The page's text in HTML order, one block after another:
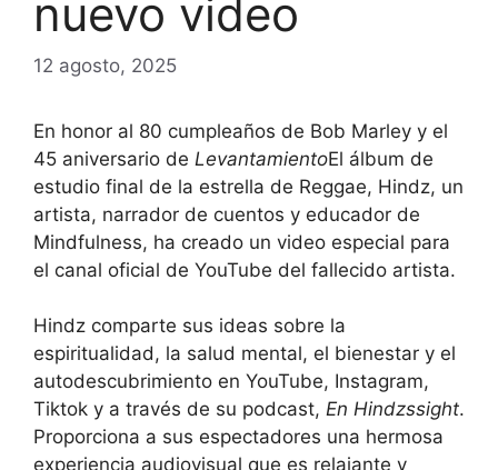
nuevo video
12 agosto, 2025
En honor al 80 cumpleaños de Bob Marley y el
45 aniversario de LevantamientoEl álbum de
estudio final de la estrella de Reggae, Hindz, un
artista, narrador de cuentos y educador de
Mindfulness, ha creado un video especial para
el canal oficial de YouTube del fallecido artista.
Hindz comparte sus ideas sobre la
espiritualidad, la salud mental, el bienestar y el
autodescubrimiento en YouTube, Instagram,
Tiktok y a través de su podcast, En Hindzssight.
Proporciona a sus espectadores una hermosa
experiencia audiovisual que es relajante y